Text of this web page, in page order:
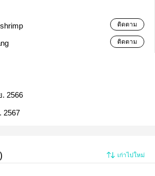
ติดตาม
ติดตาม
. 2566
2567
เก่าไปใหม่